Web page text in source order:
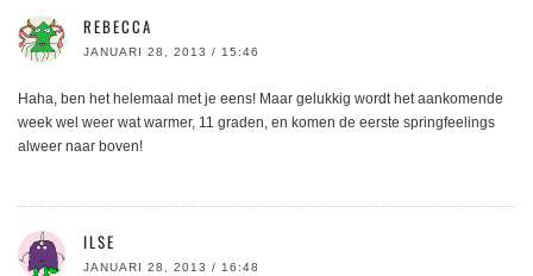
REBECCA
JANUARI 28, 2013 / 15:46
Haha, ben het helemaal met je eens! Maar gelukkig wordt het aankomende
week wel weer wat warmer, 11 graden, en komen de eerste springfeelings
alweer naar boven!
ILSE
JANUARI 28, 2013 / 16:48